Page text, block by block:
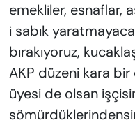
emekliler, esnaflar,
i sabık
bırakıyoruz,
AKP düzeni kara bir
üyesi de olsan